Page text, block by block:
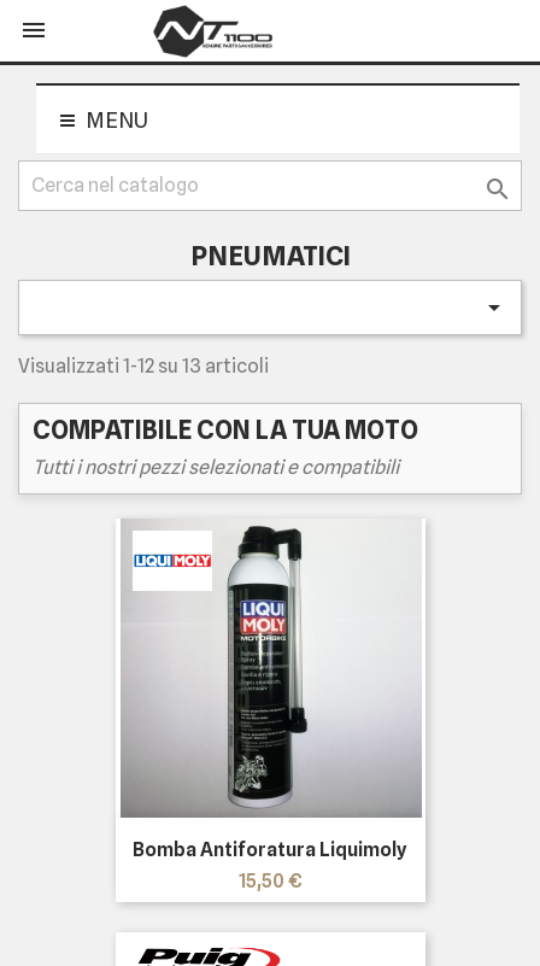

MENU

PNEUMATICI

Visualizzati 1-12 su 13 articoli
COMPATIBILE CON LA TUA MOTO
Tutti i nostri pezzi selezionati e compatibili
Bomba Antiforatura Liquimoly
Prezzo
15,50 €